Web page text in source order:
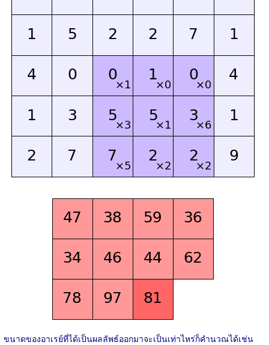
ขนาดของอาเรย์ที่ได้เป็นผลลัพธ์ออกมาจะเป็นเท่าไหร่ก็คำนวณได้เช่น